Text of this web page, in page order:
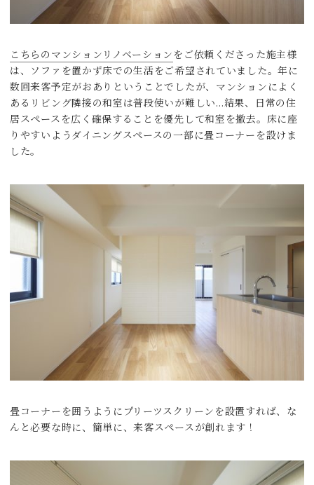
こちらのマンションリノベーション をご依頼くださった施主様
は、ソファを置かず床での生活をご希望されていました。年に
数回来客予定がおありということでしたが、マンションによく
あるリビング隣接の和室は普段使いが難しい…結果、日常の住
居スペースを広く確保することを優先して和室を撤去。床に座
りやすいようダイニングスペースの一部に畳コーナーを設けま
した。
畳コーナーを囲うようにプリーツスクリーンを設置すれば、な
んと必要な時に、簡単に、来客スペースが創れます！